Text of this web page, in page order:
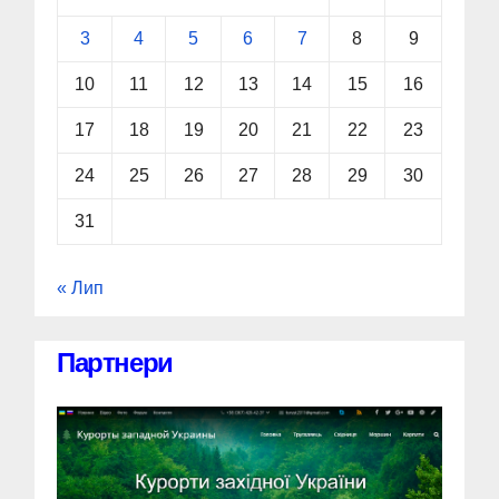
3 4 5 6 7 8 9
10 11 12 13 14 15 16
17 18 19 20 21 22 23
24 25 26 27 28 29 30
31
« Лип
Партнери